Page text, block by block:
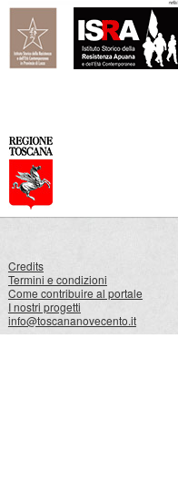
Credits
Termini e condizioni
Come contribuire al portale
I nostri progetti
info@toscananovecento.it